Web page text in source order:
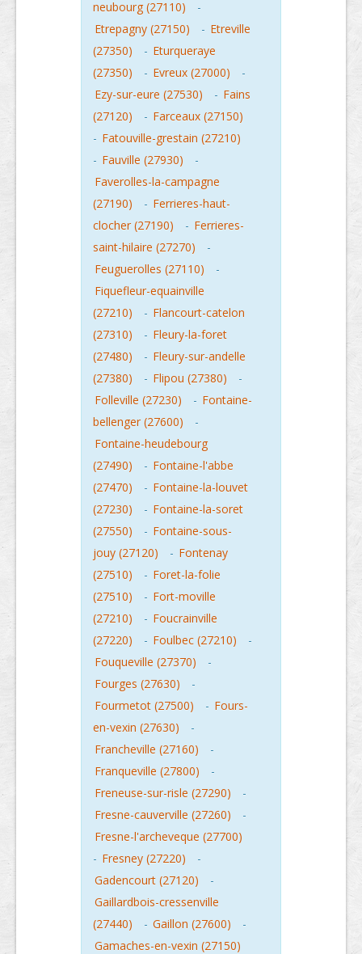
neubourg (27110)
-
Etrepagny (27150)
- Etreville
(27350)
- Eturqueraye
(27350)
- Evreux (27000)
-
Ezy-sur-eure (27530)
- Fains
(27120)
- Farceaux (27150)
- Fatouville-grestain (27210)
- Fauville (27930)
-
Faverolles-la-campagne
(27190)
- Ferrieres-haut-
clocher (27190)
- Ferrieres-
saint-hilaire (27270)
-
Feuguerolles (27110)
-
Fiquefleur-equainville
(27210)
- Flancourt-catelon
(27310)
- Fleury-la-foret
(27480)
- Fleury-sur-andelle
(27380)
- Flipou (27380)
-
Folleville (27230)
- Fontaine-
bellenger (27600)
-
Fontaine-heudebourg
(27490)
- Fontaine-l'abbe
(27470)
- Fontaine-la-louvet
(27230)
- Fontaine-la-soret
(27550)
- Fontaine-sous-
jouy (27120)
- Fontenay
(27510)
- Foret-la-folie
(27510)
- Fort-moville
(27210)
- Foucrainville
(27220)
- Foulbec (27210)
-
Fouqueville (27370)
-
Fourges (27630)
-
Fourmetot (27500)
- Fours-
en-vexin (27630)
-
Francheville (27160)
-
Franqueville (27800)
-
Freneuse-sur-risle (27290)
-
Fresne-cauverville (27260)
-
Fresne-l'archeveque (27700)
- Fresney (27220)
-
Gadencourt (27120)
-
Gaillardbois-cressenville
(27440)
- Gaillon (27600)
-
Gamaches-en-vexin (27150)